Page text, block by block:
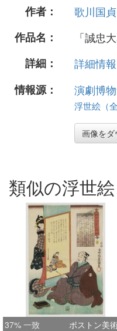
作者：
歌川国貞
作品名：
「誠忠
詳細：
詳細情
情報源：
演劇博
浮世絵（
画像をダ
類似の浮世絵
37% 一致 ボストン美